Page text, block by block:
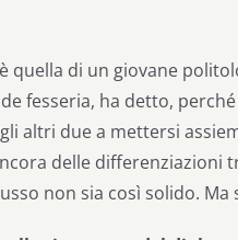
quella di un giovane
fesseria, ha detto,
altri due a mettersi
delle differenziazioni
non sia così solido. Ma